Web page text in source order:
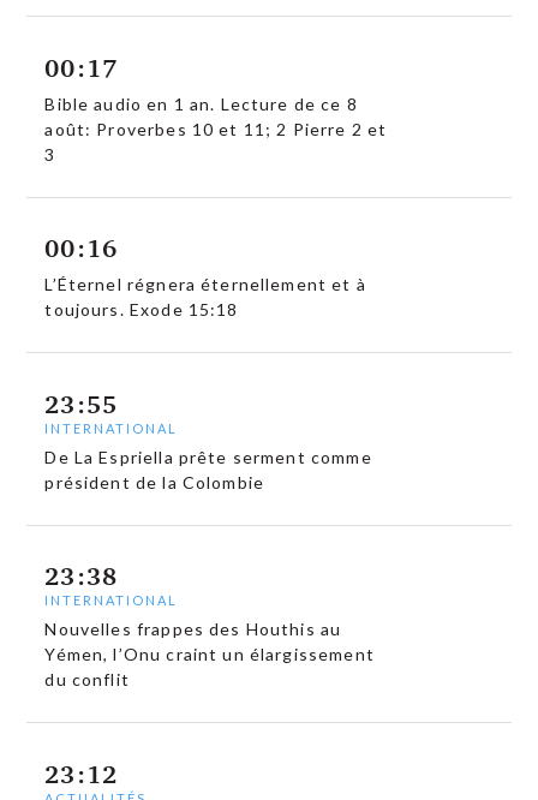
00:17
Bible audio en 1 an. Lecture de ce 8
août: Proverbes 10 et 11; 2 Pierre 2 et
3
00:16
L’Éternel régnera éternellement et à
toujours. Exode 15:18
23:55
INTERNATIONAL
De La Espriella prête serment comme
président de la Colombie
23:38
INTERNATIONAL
Nouvelles frappes des Houthis au
Yémen, l’Onu craint un élargissement
du conflit
23:12